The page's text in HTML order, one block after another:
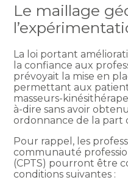
Le maillage
La loi portant
la confiance aux
prévoyait la mise en
permettant aux
masseurs-
à-dire sans avoir
ordonnance de la part
Pour rappel, les
communauté
(CPTS) pourront être
conditions suivantes :